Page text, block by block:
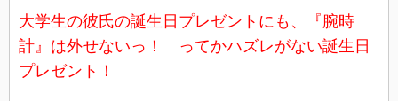
大学生の彼氏の誕生日プレゼントにも、『腕時
計』は外せないっ！ ってかハズレがない誕生日
プレゼント！